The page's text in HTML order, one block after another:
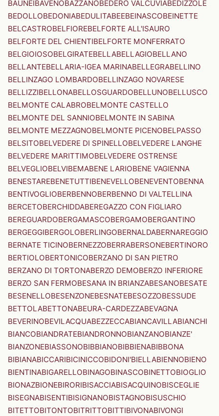
BAUNEIBAVENOBAZZANOBEDERO VALCUVIABEDIZZOLE
BEDOLLOBEDONIABEDULITABEEBEINASCOBEINETTE
BELCASTROBELFIOREBELFORTE ALL'ISAURO
BELFORTE DEL CHIENTIBELFORTE MONFERRATO
BELGIOIOSOBELGIRATEBELLABELLAGIOBELLANO
BELLANTEBELLARIA-IGEA MARINABELLEGRABELLINO
BELLINZAGO LOMBARDOBELLINZAGO NOVARESE
BELLIZZIBELLONABELLOSGUARDOBELLUNOBELLUSCO
BELMONTE CALABROBELMONTE CASTELLO
BELMONTE DEL SANNIOBELMONTE IN SABINA
BELMONTE MEZZAGNOBELMONTE PICENOBELPASSO
BELSITOBELVEDERE DI SPINELLOBELVEDERE LANGHE
BELVEDERE MARITTIMOBELVEDERE OSTRENSE
BELVEGLIOBELVIBEMABENE LARIOBENE VAGIENNA
BENESTAREBENETUTTIBENEVELLOBENEVENTOBENNA
BENTIVOGLIOBERBENNOBERBENNO DI VALTELLINA
BERCETOBERCHIDDABEREGAZZO CON FIGLIARO
BEREGUARDOBERGAMASCOBERGAMOBERGANTINO
BERGEGGIBERGOLOBERLINGOBERNALDABERNAREGGIO
BERNATE TICINOBERNEZZOBERRABERSONEBERTINORO
BERTIOLOBERTONICOBERZANO DI SAN PIETRO
BERZANO DI TORTONABERZO DEMOBERZO INFERIORE
BERZO SAN FERMOBESANA IN BRIANZABESANOBESATE
BESENELLOBESENZONEBESNATEBESOZZOBESSUDE
BETTOLABETTONABEURA-CARDEZZABEVAGNA
BEVERINOBEVILACQUABEZZECCABIANCAVILLABIANCHI
BIANCOBIANDRATEBIANDRONNOBIANZANOBIANZE'
BIANZONEBIASSONOBIBBIANOBIBBIENABIBBONA
BIBIANABICCARIBICINICCOBIDONI'BIELLABIENNOBIENO
BIENTINABIGARELLOBINAGOBINASCOBINETTOBIOGLIO
BIONAZBIONEBIRORIBISACCIABISACQUINOBISCEGLIE
BISEGNABISENTIBISIGNANOBISTAGNOBISUSCHIO
BITETTOBITONTOBITRITTOBITTIBIVONABIVONGI